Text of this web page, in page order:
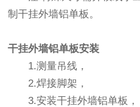
制干挂外墙铝单板。
干挂外墙铝单板安装
1.测量吊线，
2.焊接脚架，
3.安装干挂外墙铝单板，